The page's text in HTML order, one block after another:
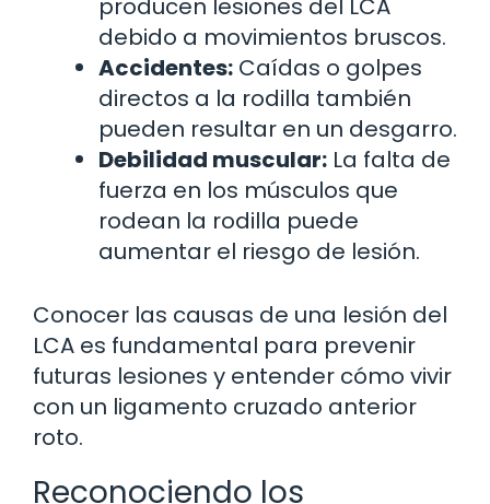
producen lesiones del LCA
debido a movimientos bruscos.
Accidentes: Caídas o golpes
directos a la rodilla también
pueden resultar en un desgarro.
Debilidad muscular: La falta de
fuerza en los músculos que
rodean la rodilla puede
aumentar el riesgo de lesión.
Conocer las causas de una lesión del
LCA es fundamental para prevenir
futuras lesiones y entender cómo vivir
con un ligamento cruzado anterior
roto.
Reconociendo los